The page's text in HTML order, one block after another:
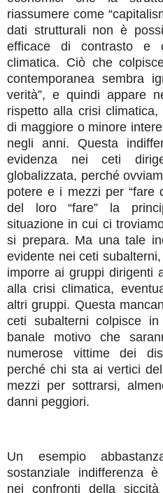
riassumere come
dati strutturali non è
efficace di contrasto e
climatica. Ciò che
contemporanea sembra
verità”, e quindi appare
rispetto alla crisi
di maggiore o minore
negli anni. Questa
evidenza nei ceti
globalizzata, perché
potere e i mezzi per “fare
del loro “fare” la
situazione in cui ci
si prepara. Ma una tale
evidente nei ceti
imporre ai gruppi dirigenti
alla crisi climatica,
altri gruppi. Questa
ceti subalterni colpisce
banale motivo che
numerose vittime dei
perché chi sta ai vertici
mezzi per sottrarsi,
danni peggiori.
Un esempio
sostanziale indifferenza è
nei confronti della